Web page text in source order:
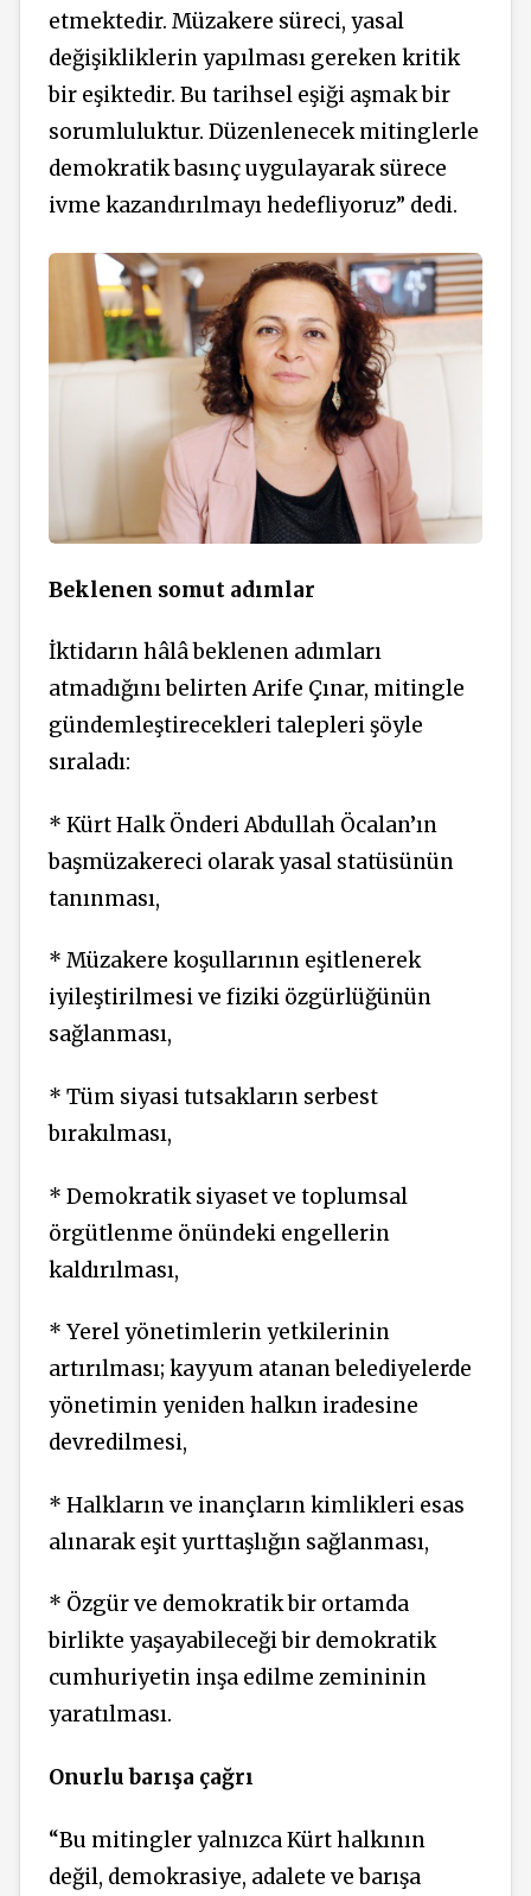
etmektedir. Müzakere süreci, yasal
değişikliklerin yapılması gereken kritik
bir eşiktedir. Bu tarihsel eşiği aşmak bir
sorumluluktur. Düzenlenecek mitinglerle
demokratik basınç uygulayarak sürece
ivme kazandırılmayı hedefliyoruz” dedi.
Beklenen somut adımlar
İktidarın hâlâ beklenen adımları
atmadığını belirten Arife Çınar, mitingle
gündemleştirecekleri talepleri şöyle
sıraladı:
* Kürt Halk Önderi Abdullah Öcalan’ın
başmüzakereci olarak yasal statüsünün
tanınması,
* Müzakere koşullarının eşitlenerek
iyileştirilmesi ve fiziki özgürlüğünün
sağlanması,
* Tüm siyasi tutsakların serbest
bırakılması,
* Demokratik siyaset ve toplumsal
örgütlenme önündeki engellerin
kaldırılması,
* Yerel yönetimlerin yetkilerinin
artırılması; kayyum atanan belediyelerde
yönetimin yeniden halkın iradesine
devredilmesi,
* Halkların ve inançların kimlikleri esas
alınarak eşit yurttaşlığın sağlanması,
* Özgür ve demokratik bir ortamda
birlikte yaşayabileceği bir demokratik
cumhuriyetin inşa edilme zemininin
yaratılması.
Onurlu barışa çağrı
“Bu mitingler yalnızca Kürt halkının
değil, demokrasiye, adalete ve barışa